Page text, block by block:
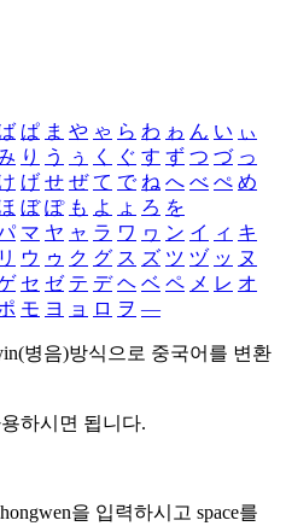
ぱ ま や ゃ ら わ ゎ ん い ぃ
り う ぅ く ぐ す ず つ づ っ
げ せ ぜ て で ね へ べ ぺ め
ぼ ぽ も よ ょ ろ を
マ ヤ ャ ラ ワ ヮ ン イ ィ キ
リ ウ ゥ ク グ ス ズ ツ ヅ ッ ヌ
セ ゼ テ デ ヘ ベ ペ メ レ オ
モ ヨ ョ ロ ヲ ―
병음)방식으로 중국어를 변환
하시면 됩니다.
을 입력하시고 space를